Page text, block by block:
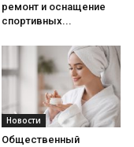
ремонт и оснащение
спортивных...
Новости
Общественный